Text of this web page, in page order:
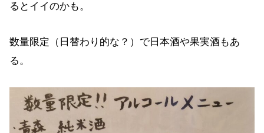
るとイイのかも。
数量限定（日替わり的な？）で日本酒や果実酒もあ
る。